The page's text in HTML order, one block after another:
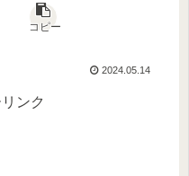
コピー
2024.05.14
ンク